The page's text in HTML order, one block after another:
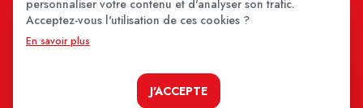
personnaliser votre contenu et d'analyser son trafic.
Acceptez-vous l'utilisation de ces cookies ?
En savoir plus
J'ACCEPTE